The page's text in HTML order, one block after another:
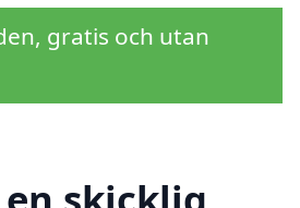
gratis och utan